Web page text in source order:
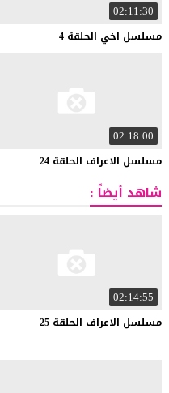
02:11:30
مسلسل اخي الحلقة 4
02:18:00
مسلسل الاعراف الحلقة 24
شاهد أيضاً :
02:14:55
مسلسل الاعراف الحلقة 25